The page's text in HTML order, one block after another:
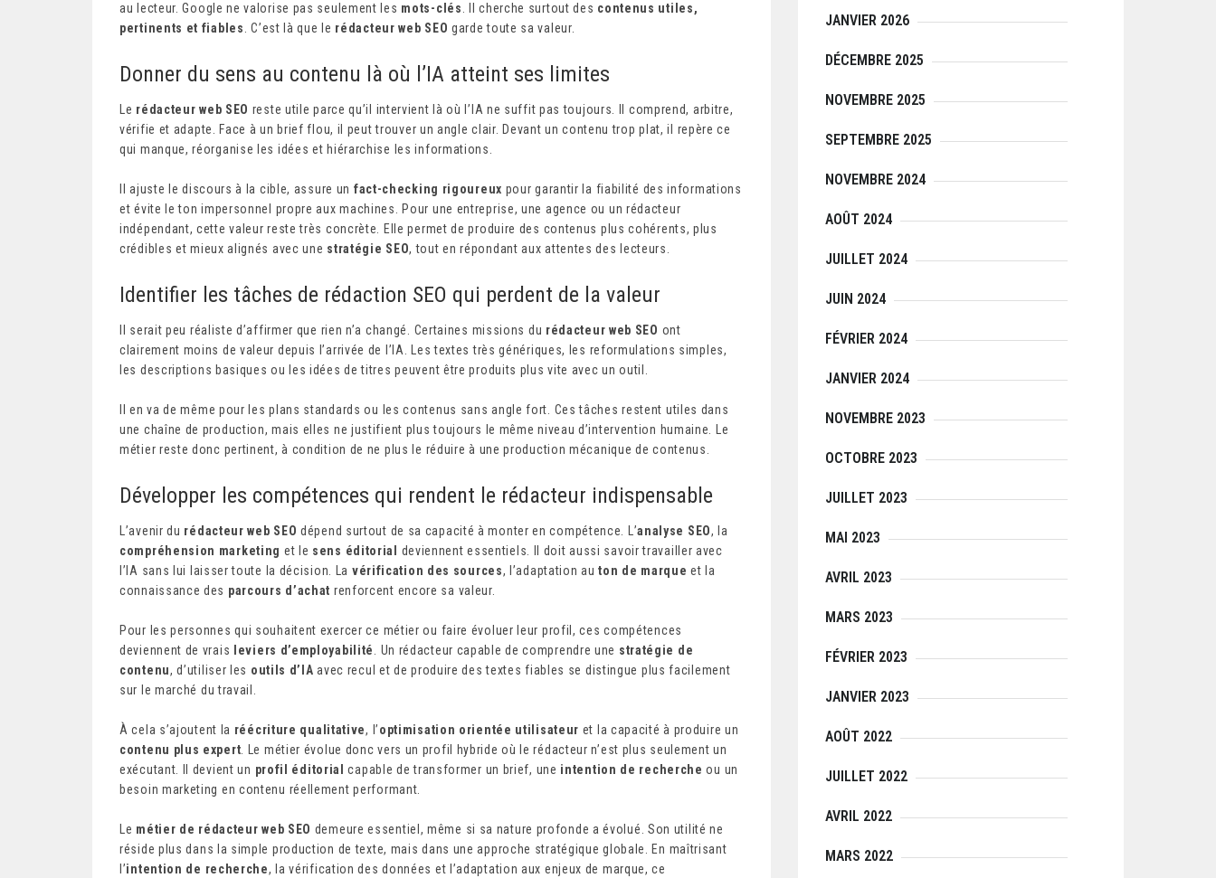
au lecteur. Google ne valorise pas seulement les mots-clés . Il cherche surtout des contenus utiles,
pertinents et fiables . C’est là que le rédacteur web SEO garde toute sa valeur.
Donner du sens au contenu là où l’IA atteint ses limites
Le rédacteur web SEO reste utile parce qu’il intervient là où l’IA ne suffit pas toujours. Il comprend, arbitre,
vérifie et adapte. Face à un brief flou, il peut trouver un angle clair. Devant un contenu trop plat, il repère ce
qui manque, réorganise les idées et hiérarchise les informations.
Il ajuste le discours à la cible, assure un fact-checking rigoureux pour garantir la fiabilité des informations
et évite le ton impersonnel propre aux machines. Pour une entreprise, une agence ou un rédacteur
indépendant, cette valeur reste très concrète. Elle permet de produire des contenus plus cohérents, plus
crédibles et mieux alignés avec une stratégie SEO, tout en répondant aux attentes des lecteurs.
Identifier les tâches de rédaction SEO qui perdent de la valeur
Il serait peu réaliste d’affirmer que rien n’a changé. Certaines missions du rédacteur web SEO ont
clairement moins de valeur depuis l’arrivée de l’IA. Les textes très génériques, les reformulations simples,
les descriptions basiques ou les idées de titres peuvent être produits plus vite avec un outil.
Il en va de même pour les plans standards ou les contenus sans angle fort. Ces tâches restent utiles dans
une chaîne de production, mais elles ne justifient plus toujours le même niveau d’intervention humaine. Le
métier reste donc pertinent, à condition de ne plus le réduire à une production mécanique de contenus.
Développer les compétences qui rendent le rédacteur indispensable
L’avenir du rédacteur web SEO dépend surtout de sa capacité à monter en compétence. L’analyse SEO, la
compréhension marketing et le sens éditorial
deviennent essentiels. Il doit aussi savoir travailler avec
l’IA sans lui laisser toute la décision. La vérification des sources, l’adaptation auton de marque et la
connaissance des parcours d’achat renforcent encore sa valeur.
Pour les personnes qui souhaitent exercer ce métier ou faire évoluer leur profil, ces compétences
deviennent de vrais
leviers d’employabilité . Un rédacteur capable de comprendre une stratégie de
contenu, d’utiliser les outils d’IA avec recul et de produire des textes fiables se distingue plus facilement
sur le marché du travail.
À cela s’ajoutent la réécriture qualitative, l’optimisation orientée utilisateur et la capacité à produire un
contenu plus expert . Le métier évolue donc vers un profil hybride où le rédacteur n’est plus seulement un
exécutant. Il devient un profil éditorial capable de transformer un brief, une intention de recherche ou un
besoin marketing en contenu réellement performant.
Le métier de rédacteur web SEO demeure essentiel, même si sa nature profonde a évolué. Son utilité ne
réside plus dans la simple production de texte, mais dans une approche stratégique globale. En maîtrisant
l’intention de recherche, la vérification des données et l’adaptation aux enjeux de marque, ce
JANVIER 2026
DÉCEMBRE 2025
NOVEMBRE 2025
SEPTEMBRE 2025
NOVEMBRE 2024
AOÛT 2024
JUILLET 2024
JUIN 2024
FÉVRIER 2024
JANVIER 2024
NOVEMBRE 2023
OCTOBRE 2023
JUILLET 2023
MAI 2023
AVRIL 2023
MARS 2023
FÉVRIER 2023
JANVIER 2023
AOÛT 2022
JUILLET 2022
AVRIL 2022
MARS 2022